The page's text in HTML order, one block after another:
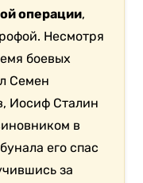
операции,
Несмотря
боевых
Семен
Иосиф Сталин
в
его спас
за